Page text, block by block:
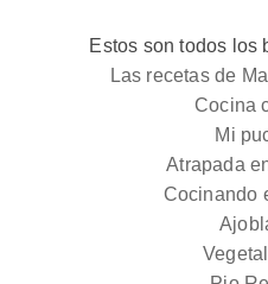
Estos son todos los
Las recetas de
Cocina
Mi
Atrapada
Cocinando